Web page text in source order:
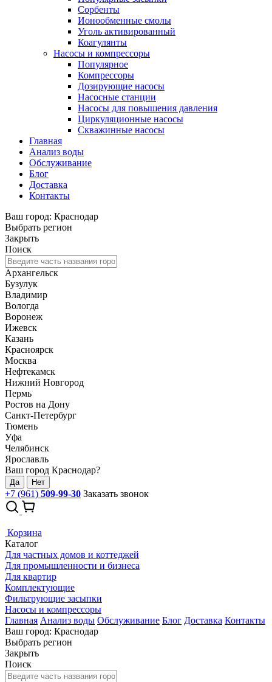
Сорбенты
Ионообменные смолы
Уголь активированный
Коагулянты
Насосы и компрессоры
Популярное
Компрессоры
Дозирующие насосы
Насосные станции
Насосы для повышения давления
Циркуляционные насосы
Скважинные насосы
Главная
Анализ воды
Обслуживание
Блог
Доставка
Контакты
Ваш город: Краснодар
Выбрать регион
Закрыть
Поиск
Архангельск
Бузулук
Владимир
Вологда
Воронеж
Ижевск
Казань
Красноярск
Москва
Нефтекамск
Нижний Новгород
Пермь
Ростов на Дону
Санкт-Петербург
Тюмень
Уфа
Челябинск
Ярославль
Ваш город Краснодар?
Да Нет
+7 (961) 509-99-30 Заказать звонок
Корзина
Каталог
Для частных домов и коттеджей
Для промышленности и бизнеса
Для квартир
Комплектующие
Фильтрующие засыпки
Насосы и компрессоры
Главная Анализ воды Обслуживание Блог Доставка Контакты
Ваш город: Краснодар
Выбрать регион
Закрыть
Поиск